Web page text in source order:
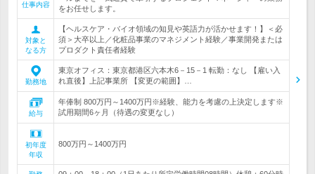
仕事内容
をお任せします。
対象と
なる方
【ヘルスケア・バイオ領域の知見や英語力が活かせます！】＜必
須＞大卒以上／化粧品事業のマネジメント経験／事業開発または
プロダクト責任者経験
勤務地
東京オフィス：東京都港区六本木6－15－1 転勤：なし 【雇い入
れ直後】上記事業所 【変更の範囲】…
給与
年俸制 800万円～1400万円※経験、能力を考慮の上決定します※
試用期間6ヶ月（待遇の変更なし）
初年度
年収
800万円～1400万円